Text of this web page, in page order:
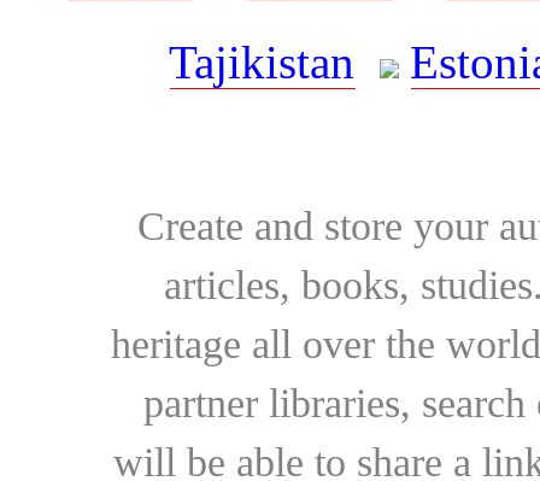
Tajikistan
Create and store your
articles, books,
heritage all over the
partner libraries,
will be able to share a